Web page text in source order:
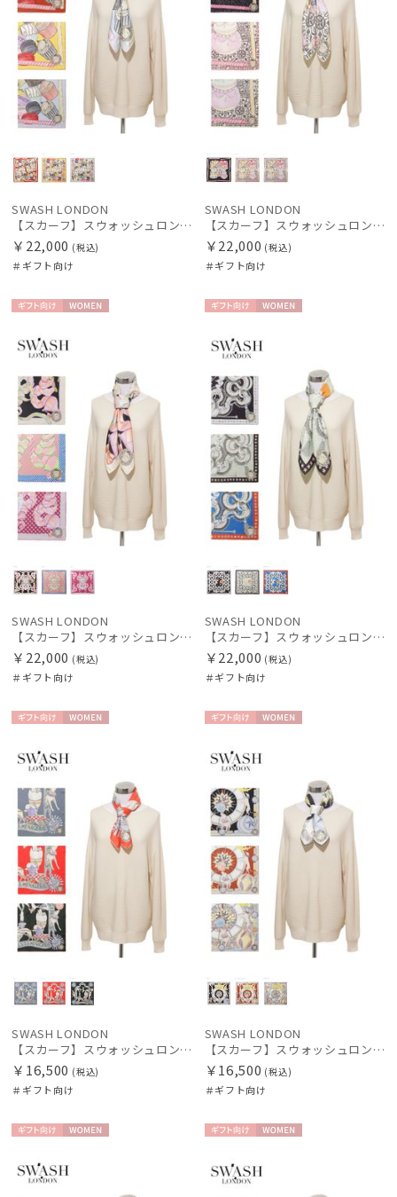
SWASH LONDON
【スカーフ】スウォッシュロンドン (SWASH LONDON) Fondant Fancies 88×88 シルク 日本製
￥22,000 (税込)
＃ギフト向け
SWASH LONDON
【スカーフ】スウォッシュロンドン (SWASH LONDON) Grand Patisserie 88×88 シルク 日本製
￥22,000 (税込)
＃ギフト向け
向け
N
SWASH LONDON
【スカーフ】スウォッシュロンドン (SWASH LONDON) Harlequin Parade 88×88 シルク 日本製
￥22,000 (税込)
＃ギフト向け
向け
N
SWASH LONDON
【スカーフ】スウォッシュロンドン (SWASH LONDON) Aerial 88×88 シルク 日本製
￥22,000 (税込)
＃ギフト向け
向け
N
SWASH LONDON
【スカーフ】スウォッシュロンドン (SWASH LONDON) Travelling Troupe 68×68 シルク 日本製
￥16,500 (税込)
＃ギフト向け
向け
N
SWASH LONDON
【スカーフ】スウォッシュロンドン (SWASH LONDON) Showtime 68×68 シルク 日本製
￥16,500 (税込)
＃ギフト向け
向け
N
向け
N